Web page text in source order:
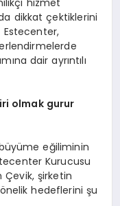
dikkat çektiklerini
dair ayrıntılı
olmak gurur
eğiliminin
Kurucusu
Çevik, şirketin
hedeflerini şu